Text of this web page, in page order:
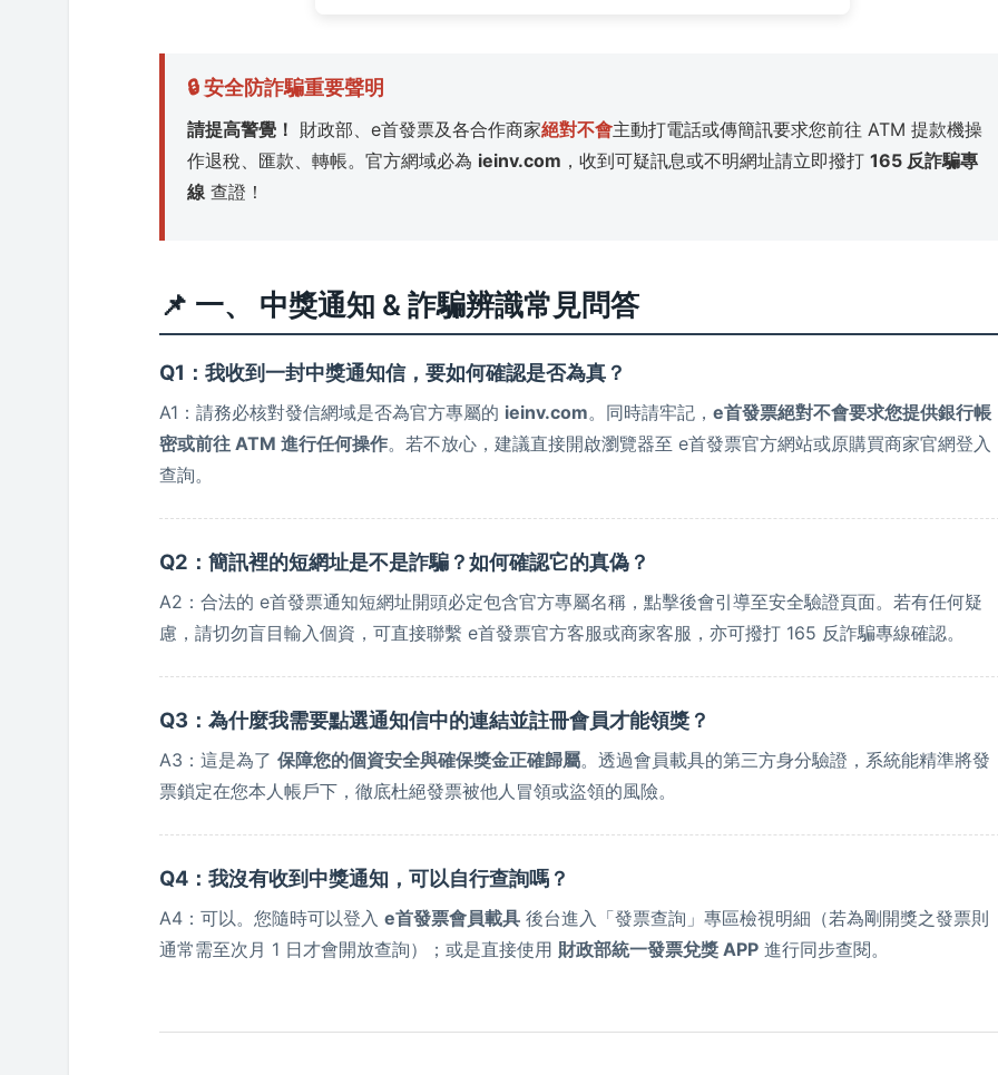
🔒 安全防詐騙重要聲明
請提高警覺！ 財政部、e首發票及各合作商家絕對不會主動打電話或傳簡訊要求您前往 ATM 提款機操
作退稅、匯款、轉帳。官方網域必為 ieinv.com ，收到可疑訊息或不明網址請立即撥打165 反詐騙專
線 查證！
📌 一、 中獎通知 & 詐騙辨識常見問答
Q1：我收到一封中獎通知信，要如何確認是否為真？
A1：請務必核對發信網域是否為官方專屬的 ieinv.com。同時請牢記，e首發票絕對不會要求您提供銀行帳
密或前往 ATM 進行任何操作。若不放心，建議直接開啟瀏覽器至 e首發票官方網站或原購買商家官網登入
查詢。
Q2：簡訊裡的短網址是不是詐騙？如何確認它的真偽？
A2：合法的 e首發票通知短網址開頭必定包含官方專屬名稱，點擊後會引導至安全驗證頁面。若有任何疑
慮，請切勿盲目輸入個資，可直接聯繫 e首發票官方客服或商家客服，亦可撥打 165 反詐騙專線確認。
Q3：為什麼我需要點選通知信中的連結並註冊會員才能領獎？
A3：這是為了保障您的個資安全與確保獎金正確歸屬。透過會員載具的第三方身分驗證，系統能精準將發
票鎖定在您本人帳戶下，徹底杜絕發票被他人冒領或盜領的風險。
Q4：我沒有收到中獎通知，可以自行查詢嗎？
A4：可以。您隨時可以登入e首發票會員載具 後台進入「發票查詢」專區檢視明細（若為剛開獎之發票則
通常需至次月 1 日才會開放查詢）；或是直接使用 財政部統一發票兌獎 APP 進行同步查閱。